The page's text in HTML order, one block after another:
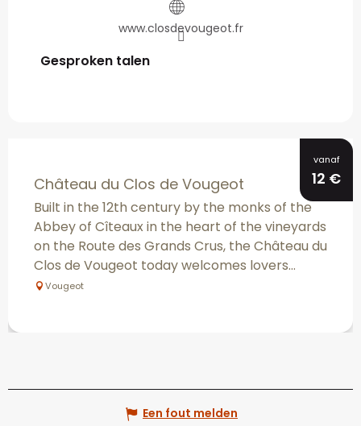
www.closdevougeot.fr
Gesproken talen
Gesproken talen
vanaf
12 €
Château du Clos de Vougeot
Built in the 12th century by the monks of the
Abbey of Cîteaux in the heart of the vineyards
on the Route des Grands Crus, the Château du
Clos de Vougeot today welcomes lovers...
Vougeot
Een fout melden